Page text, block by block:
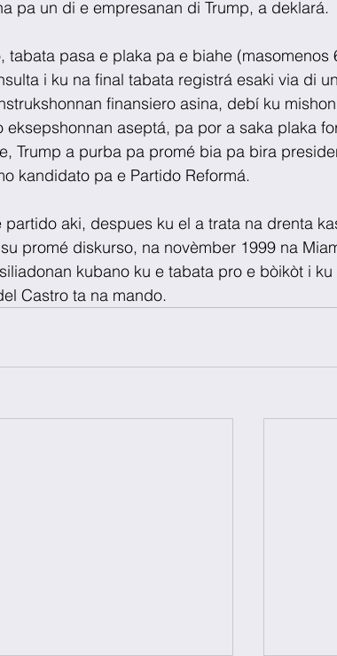
pa un di e empresanan di Trump, a deklará.
tabata pasa e plaka pa e biahe (masomenos
i ku na final tabata registrá esaki via di
finansiero asina, debí ku
eksepshonnan aseptá, pa por a saka plaka
Trump a purba pa promé bia pa bira
kandidato pa e Partido Reformá.
partido aki, despues ku el a trata na drenta
promé diskurso, na novèmber 1999 na
kubano ku e tabata pro e bòikòt i
Castro ta na mando.